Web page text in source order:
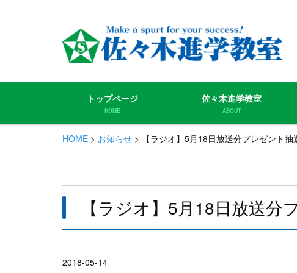
トップページ
HOME
佐々木進学教室
ABOUT
HOME > お知らせ > 【ラジオ】5月18日放送分プレゼント抽
【ラジオ】5月18日放送分
2018-05-14